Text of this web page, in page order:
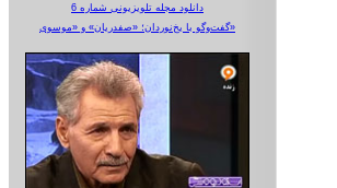
دانلود مجله تلویزیونی شماره 6
گفت‌وگو با یخ‌نوردان؛ «صفدریان» و «موسوی»